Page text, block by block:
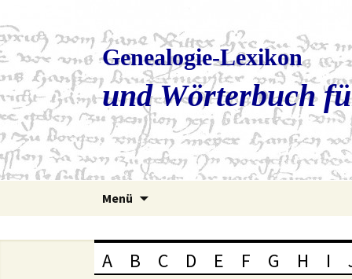
Genealogie-Lexikon
und Wörterbuch
Menü
A B C D E F G H I